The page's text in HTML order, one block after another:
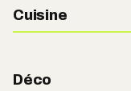
Cuisine
Déco